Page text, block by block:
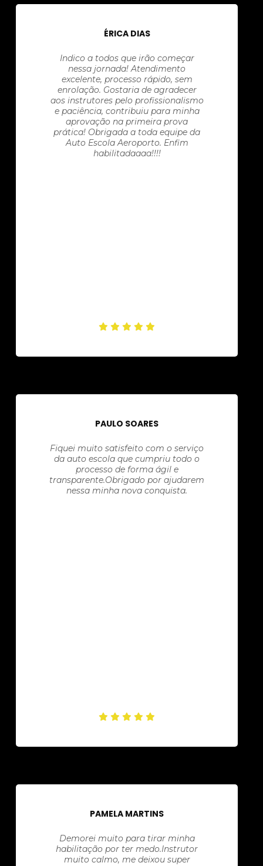
ÉRICA DIAS
Indico a todos que irão começar
nessa jornada! Atendimento
excelente, processo rápido, sem
enrolação. Gostaria de agradecer
aos instrutores pelo profissionalismo
e paciência, contribuiu para minha
aprovação na primeira prova
prática! Obrigada a toda equipe da
Auto Escola Aeroporto. Enfim
habilitadaaaa!!!!
PAULO SOARES
Fiquei muito satisfeito com o serviço
da auto escola que cumpriu todo o
processo de forma ágil e
transparente.Obrigado por ajudarem
nessa minha nova conquista.
PAMELA MARTINS
Demorei muito para tirar minha
habilitação por ter medo.Instrutor
muito calmo, me deixou super